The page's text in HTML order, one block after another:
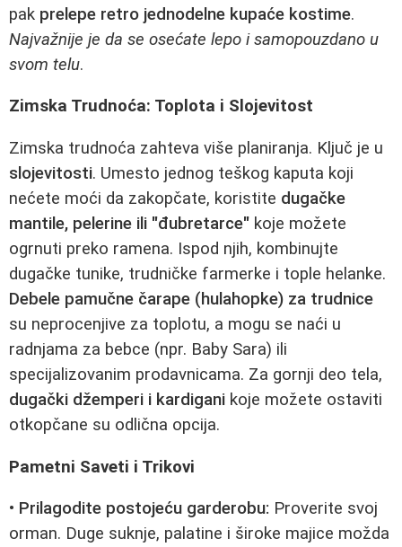
pak prelepe retro jednodelne kupaće kostime.
Najvažnije je da se osećate lepo i samopouzdano u
svom telu.
Zimska Trudnoća: Toplota i Slojevitost
Zimska trudnoća zahteva više planiranja. Ključ je u
slojevitosti. Umesto jednog teškog kaputa koji
nećete moći da zakopčate, koristite dugačke
mantile, pelerine ili "đubretarce" koje možete
ogrnuti preko ramena. Ispod njih, kombinujte
dugačke tunike, trudničke farmerke i tople helanke.
Debele pamučne čarape (hulahopke) za trudnice
su neprocenjive za toplotu, a mogu se naći u
radnjama za bebce (npr. Baby Sara) ili
specijalizovanim prodavnicama. Za gornji deo tela,
dugački džemperi i kardigani koje možete ostaviti
otkopčane su odlična opcija.
Pametni Saveti i Trikovi
• Prilagodite postojeću garderobu: Proverite svoj
orman. Duge suknje, palatine i široke majice možda